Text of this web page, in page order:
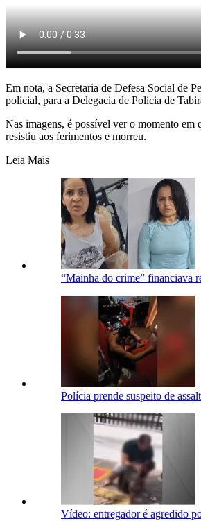
Em nota, a Secretaria de Defesa Social de
policial, para a Delegacia de Polícia de
Nas imagens, é possível ver o momento
resistiu aos ferimentos e morreu.
Leia Mais
“Mainha do crime” financiava
Polícia prende suspeito de
Vídeo: entregador é agredido